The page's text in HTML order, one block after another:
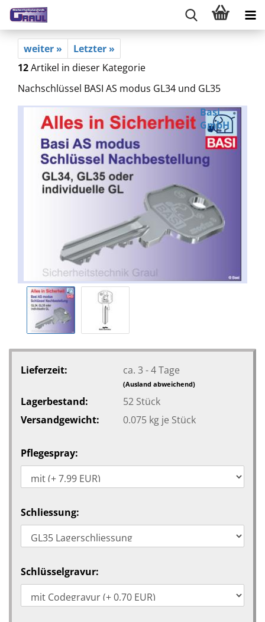
weiter »
Letzter »
12Artikel in dieser Kategorie
Nachschlüssel BASI AS modus GL34 und GL35
Basi
GmbH
Lieferzeit: ca. 3 - 4 Tage
(Ausland abweichend)
Lagerbestand: 52 Stück
Versandgewicht:
0.075kg je Stück
Pflegespray:
Schliessung:
Schlüsselgravur: